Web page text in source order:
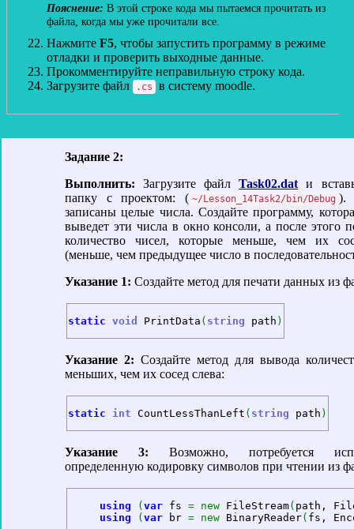
В этой строке кода мы пытаемся прочитать из
файла, когда мы уже прочитали все.
Нажмите F5, чтобы запустить программу в режиме
отладки и проверить выходные данные.
Прокомментируйте неправильную строку кода.
Загрузите файл
.cs в систему moodle.
Задание 2:
Выполнить: Загрузите файл Task02.dat и
папку с проектом: ( ~/Lesson_14Task2/bin/Debug ).
записаны целые числа. Создайте программу,
выведет эти числа в окно консоли, а после этого
количество чисел, которые меньше, чем их
(меньше, чем предыдущее число в
Указание 1: Создайте метод для печати данных из
static void PrintData ( string path )
Указание 2: Создайте метод для вывода
меньших, чем их сосед слева:
static int CountLessThanLeft ( string path )
Указание 3: Возможно, потребуется
определенную кодировку символов при чтении из
using (var fs = new FileStream( path,
using
(var br = new BinaryReader( fs,